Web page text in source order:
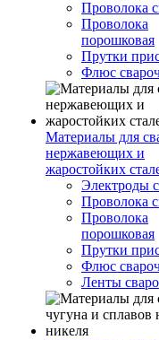
Проволока
Проволока
порошковая
Прутки
Флюс
Материалы для
нержавеющих и
жаростойких
Электроды
Проволока
Проволока
порошковая
Прутки
Флюс
Ленты